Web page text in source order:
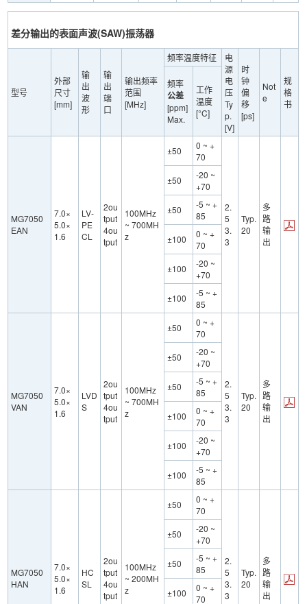
差分输出的表面声波(SAW)振荡器
型号
外部
尺寸
[mm]
输
出
波
形
输
出
端
口
输出频率
范围
[MHz]
频率温度特征
电
源
电
压
Ty
p.
[V]
时
钟
偏
移
[ps]
Not
e
规
格
书
频率
公差
[ppm]
Max.
工作
温度
[°C]
MG7050
EAN
7.0×
5.0×
1.6
LV-
PE
CL
2ou
tput
4ou
tput
100MHz
~ 700MH
z
±50
0 ~ +
70
2.
5
3.
3
Typ.
20
多
路
输
出
±50
-20 ~
+70
±50
-5 ~ +
85
±100
0 ~ +
70
±100
-20 ~
+70
±100
-5 ~ +
85
MG7050
VAN
7.0×
5.0×
1.6
LVD
S
2ou
tput
4ou
tput
100MHz
~ 700MH
z
±50
0 ~ +
70
2.
5
3.
3
Typ.
20
多
路
输
出
±50
-20 ~
+70
±50
-5 ~ +
85
±100
0 ~ +
70
±100
-20 ~
+70
±100
-5 ~ +
85
MG7050
HAN
7.0×
5.0×
1.6
HC
SL
2ou
tput
4ou
tput
100MHz
~ 200MH
z
±50
0 ~ +
70
2.
5
3.
3
Typ.
20
多
路
输
出
±50
-20 ~
+70
±50
-5 ~ +
85
±100
0 ~ +
70